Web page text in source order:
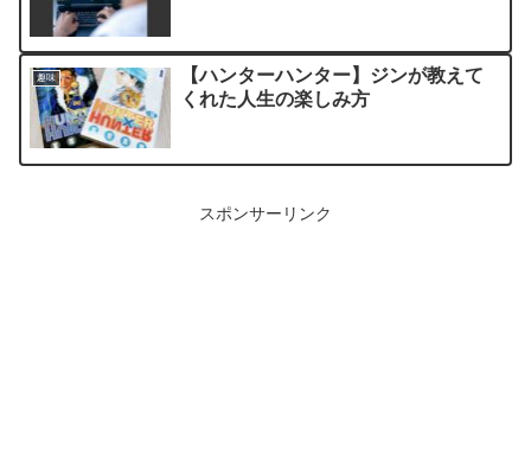
趣味
【ハンターハンター】ジンが教えて
くれた人生の楽しみ方
スポンサーリンク